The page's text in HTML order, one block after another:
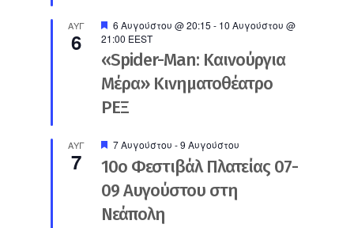
ΑΥΓ
6
Προτεινόμενο
6 Αυγούστου @ 20:15 - 10 Αυγούστου @
21:00 EEST
«Spider-Man: Καινούργια
Μέρα» Κινηματοθέατρο
ΡΕΞ
ΑΥΓ
7
Προτεινόμενο
7 Αυγούστου -9 Αυγούστου
10ο Φεστιβάλ Πλατείας 07-
09 Αυγούστου στη
Νεάπολη